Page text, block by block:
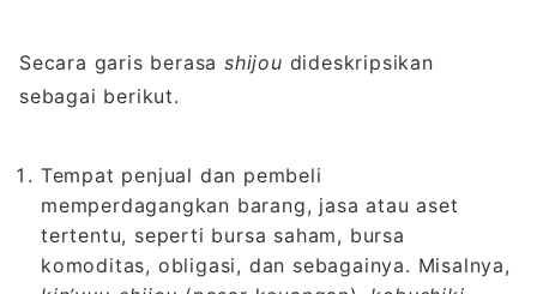
Secara garis berasa shijou dideskripsikan
sebagai berikut.
Tempat penjual dan pembeli
memperdagangkan barang, jasa atau aset
tertentu, seperti bursa saham, bursa
komoditas, obligasi, dan sebagainya. Misalnya,